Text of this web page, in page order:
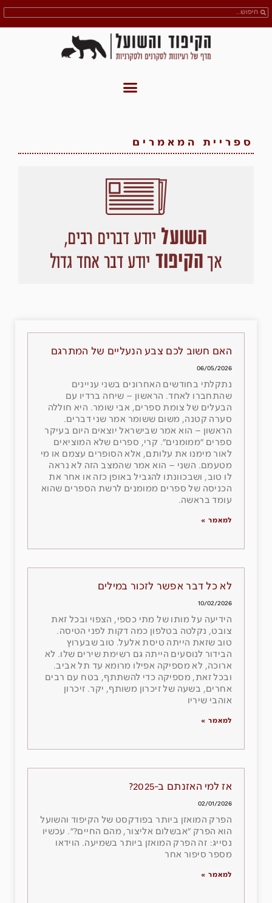
ספריית המאמרים
האם חשוב לכם צבע הנעליים של המתרגם
06/05/2026
נתקלתי בחודשים האחרונים בשני עניינים
שהתחברו לאחד. הראשון – שיחה ברדיו עם
הבעלים של צומת ספרים, אבי שומר. היא חוללה
סערה קטנה, משום ששומר אמר שני דברים.
הראשון – הוא אמר שבישראל יוצאים היום בעיקר
ספרים ״ממומנים״. קרי, ספרים שלא המוציאים
לאור מימנו את עלותם, אלא הסופרים עצמם או מי
מטעמם. השני – הוא אמר שהמצב הזה לא נראה
לו טוב, ושבכוונתו להגביל באופן כזה או אחר את
הכניסה של ספרים ממומנים לרשת הספרים שהוא
עומד בראשה.
למאמר »
לא כל דבר אפשר לזכור במילים
10/02/2026
הידיעה על מותו של מתי כספי, הצפוי ובכל זאת
צובט, נקלטה בטלפון כמה דקות לפני הטיסה.
טוב שזאת הייתה טיסת אלעל. טוב שבערוץ
הבידור לנוסעים הייתה גם רשימת שירים שלו. לא
ארוכה, לא מספיקה אפילו מרומא עד תל אביב.
ובכל זאת, מספיקה כדי להשתתף, בטח עם רבים
אחרים, בשעה של זיכרון משותף, יקר. זיכרון
אוהבי שיריו
למאמר »
אז למי האזנתם ב-2025?
02/01/2026
הפרק המואזן ביותר בפודקסט של הקיפוד והשועל
הוא הפרק ״אבשלום אליצור, מהם החיים?״. עכשיו
נסייג: זה הפרק המואזן ביותר בשמיעה. הוידאו
מספר סיפור אחר
למאמר »